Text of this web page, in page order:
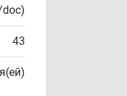
43